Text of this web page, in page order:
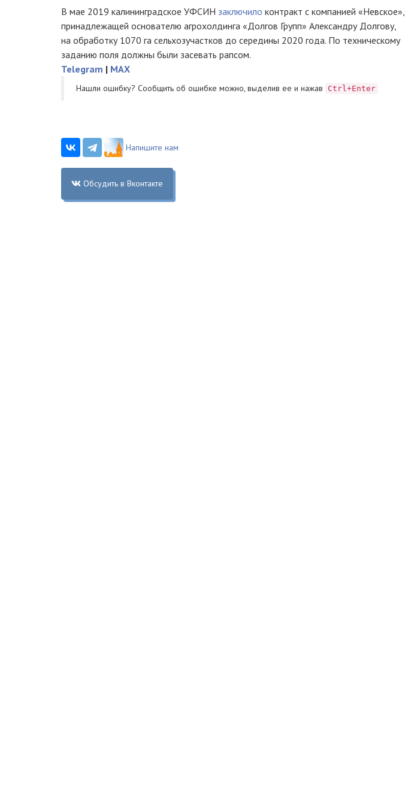
В мае 2019 калининградское УФСИН заключило контракт с компанией «Невское»,
принадлежащей основателю агрохолдинга «Долгов Групп» Александру Долгову,
на обработку 1070 га сельхозучастков до середины 2020 года. По техническому
заданию поля должны были засевать рапсом.
Telegram | MAX
Нашли ошибку? Cообщить об ошибке можно, выделив ее и нажав Ctrl+Enter
Напишите нам
Обсудить в Вконтакте